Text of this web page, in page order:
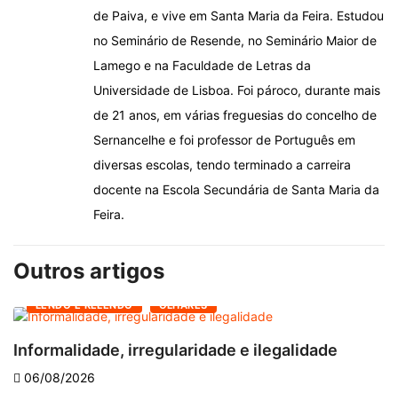
de Paiva, e vive em Santa Maria da Feira. Estudou
no Seminário de Resende, no Seminário Maior de
Lamego e na Faculdade de Letras da
Universidade de Lisboa. Foi pároco, durante mais
de 21 anos, em várias freguesias do concelho de
Sernancelhe e foi professor de Português em
diversas escolas, tendo terminado a carreira
docente na Escola Secundária de Santa Maria da
Feira.
Outros artigos
LENDO E RELENDO OLHARES
Informalidade, irregularidade e ilegalidade
06/08/2026